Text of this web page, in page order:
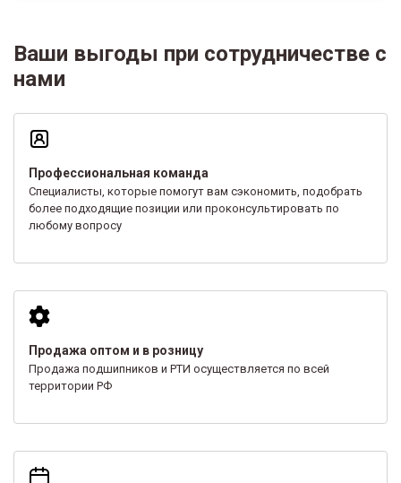
Ваши выгоды при сотрудничестве с
нами
Профессиональная команда
Специалисты, которые помогут вам сэкономить, подобрать
более подходящие позиции или проконсультировать по
любому вопросу
Продажа оптом и в розницу
Продажа подшипников и РТИ осуществляется по всей
территории РФ